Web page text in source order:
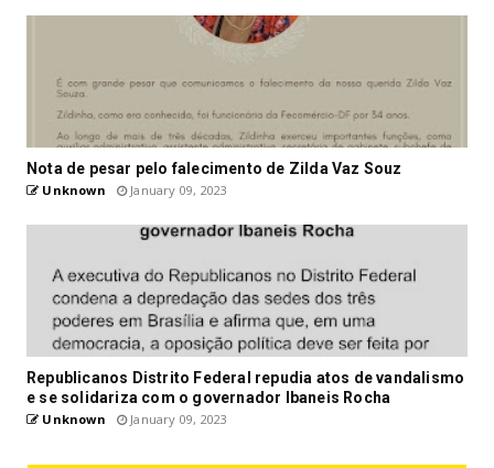
Nota de pesar pelo falecimento de Zilda Vaz Souz
Unknown January 09, 2023
Republicanos Distrito Federal repudia atos de vandalismo
e se solidariza com o governador Ibaneis Rocha
Unknown January 09, 2023